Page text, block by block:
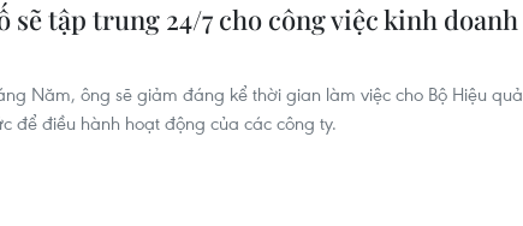
sẽ tập trung 24/7 cho công việc kinh doanh
Năm, ông sẽ giảm đáng kể thời gian làm việc cho Bộ Hiệu quả
để điều hành hoạt động của các công ty.